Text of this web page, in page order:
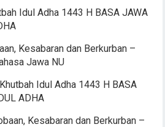
Idul Adha 1443 H BASA JAWA
Kesabaran dan Berkurban –
Jawa NU
Khutbah Idul Adha 1443 H BASA
ADHA
Kesabaran dan Berkurban –